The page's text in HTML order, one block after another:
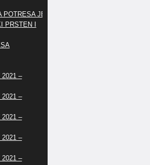
JE
PRSTEN I
2021 –
2021 –
2021 –
2021 –
2021 –